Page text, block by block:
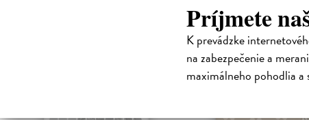
Príjmete
K prevádzke
na zabezpečenie a
maximálneho pohodlia a